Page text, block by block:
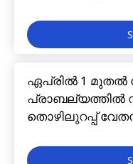
ഏപ്രിൽ 1 മുതൽ
പ്രാബല്യത്തിൽ
തൊഴിലുറപ്പ്